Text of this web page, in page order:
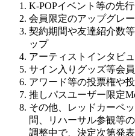
K-POPイベント等の先
会員限定のアップグレ
契約期間や友達紹介数
ップ
アーティストインタビ
サイン入りグッズ等会
アワード等の投票権や
推しパスユーザー限定
その他、レッドカーペ
問、リハーサル参観等
調整中で、決定次第発